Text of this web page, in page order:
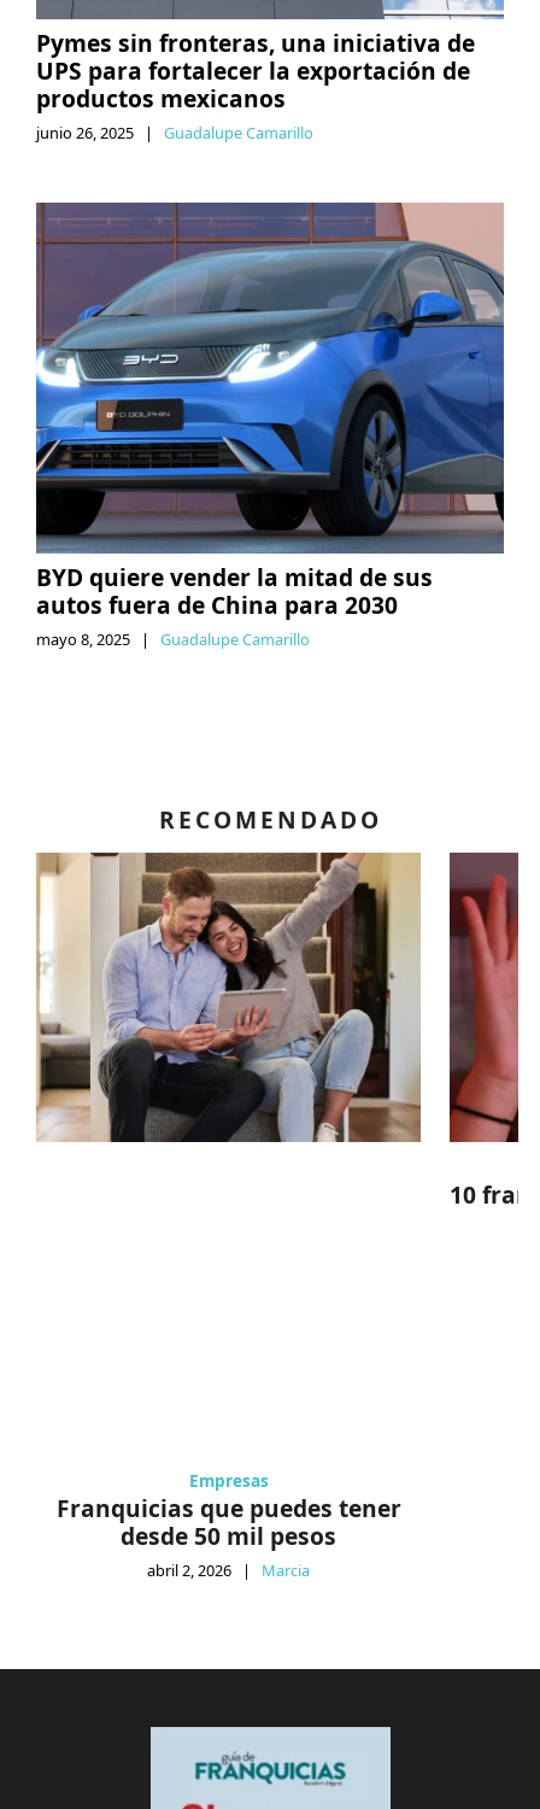
Pymes sin fronteras, una iniciativa de
UPS para fortalecer la exportación de
productos mexicanos
junio 26, 2025 | Guadalupe Camarillo
BYD quiere vender la mitad de sus
autos fuera de China para 2030
mayo 8, 2025 | Guadalupe Camarillo
RECOMENDADO
Empresas
Franquicias que puedes tener
desde 50 mil pesos
abril 2, 2026 | Marcia
10